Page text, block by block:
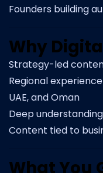
Founders building
Why
Strategy-led
Regional
UAE, and Oman
Deep
Content tied to
What You